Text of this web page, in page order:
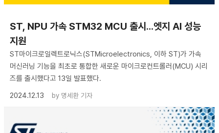
​ST, NPU 가속 STM32 MCU 출시...엣지 AI 성능
지원
ST마이크로일렉트로닉스(STMicroelectronics, 이하 ST)가 가속
머신러닝 기능을 최초로 통합한 새로운 마이크로컨트롤러(MCU) 시리
즈를 출시했다고 13일 발표했다.
2024.12.13
by 명세환 기자